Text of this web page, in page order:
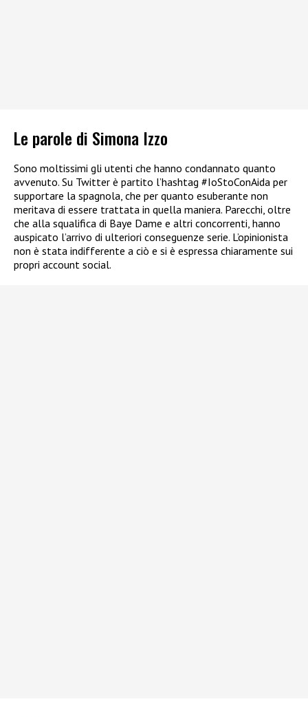
Le parole di Simona Izzo
Sono moltissimi gli utenti che hanno condannato quanto
avvenuto. Su Twitter è partito l’hashtag #IoStoConAida per
supportare la spagnola, che per quanto esuberante non
meritava di essere trattata in quella maniera. Parecchi, oltre
che alla squalifica di Baye Dame e altri concorrenti, hanno
auspicato l’arrivo di ulteriori conseguenze serie. L’opinionista
non è stata indifferente a ciò e si è espressa chiaramente sui
propri account social.